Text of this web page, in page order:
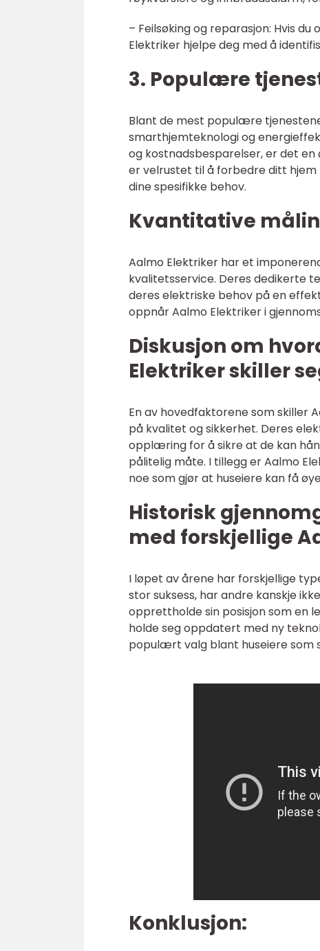
– Feilsøking og reparasjon: Hvis
Elektriker hjelpe deg med å
3. Populære
Blant de mest populære
smarthjemteknologi og
og kostnadsbesparelser, er det
er velrustet til å forbedre ditt
dine spesifikke behov.
Kvantitative
Aalmo Elektriker har et
kvalitetsservice. Deres dedikerte
deres elektriske behov på en
oppnår Aalmo Elektriker i
Diskusjon om
Elektriker skiller
En av hovedfaktorene som skiller
på kvalitet og sikkerhet. Deres
opplæring for å sikre at de kan
pålitelig måte. I tillegg er Aalmo
noe som gjør at huseiere kan få
Historisk
med forskjellige
I løpet av årene har forskjellige
stor suksess, har andre kanskje
opprettholde sin posisjon som en
holde seg oppdatert med ny
populært valg blant huseiere som
Konklusjon: